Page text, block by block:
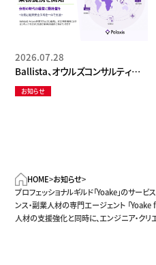
Ballista、オウルズコンサルティング
グループと安全保障領域で業務提
携を開始分断の時代の経営に、羅
2026.07.28
お知らせ
HOME>お知らせ>
プロフェッショナルギルド「Yoake」のサー
ンス・副業人材の専門エージェント 「
人材の支援強化と同時に、エンジニア・ク